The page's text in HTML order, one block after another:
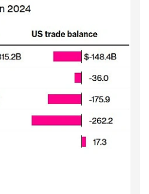
написав в X, що Канада
канадський збір, про
за правилами
Штатами, Мексикою та
залишиться в силі,
збережуть нижчий
Це не вплине на
і алюміній, які
розкладу зміни в
ніж загальна 35%
під правила USMCA.
як автопром, де